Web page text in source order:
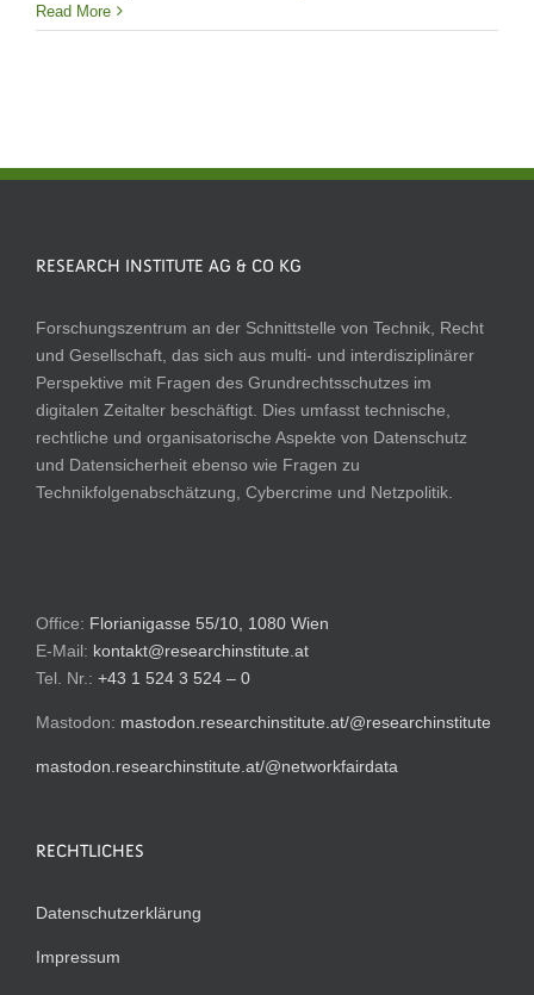
Read More
RESEARCH INSTITUTE AG & CO KG
Forschungszentrum an der Schnittstelle von Technik, Recht
und Gesellschaft, das sich aus multi- und interdisziplinärer
Perspektive mit Fragen des Grundrechtsschutzes im
digitalen Zeitalter beschäftigt. Dies umfasst technische,
rechtliche und organisatorische Aspekte von Datenschutz
und Datensicherheit ebenso wie Fragen zu
Technikfolgenabschätzung, Cybercrime und Netzpolitik.
Office: Florianigasse 55/10, 1080 Wien
E-Mail: kontakt@researchinstitute.at
Tel. Nr.: +43 1 524 3 524 – 0
Mastodon: mastodon.researchinstitute.at/@researchinstitute
mastodon.researchinstitute.at/@networkfairdata
RECHTLICHES
Datenschutzerklärung
Impressum